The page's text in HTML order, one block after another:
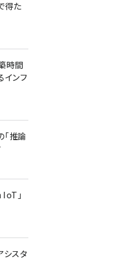
得た
時間
ンフ
推論
」
シスタ